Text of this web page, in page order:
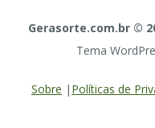
Gerasorte.com.br ©
Tema
Sobre | Políticas de